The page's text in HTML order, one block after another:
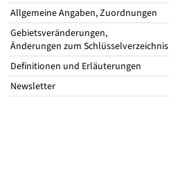
Allgemeine Angaben, Zuordnungen
Gebietsveränderungen,
Änderungen zum Schlüsselverzeichnis
Definitionen und Erläuterungen
Newsletter